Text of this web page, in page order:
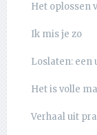
Het oplossen
Ik mis je zo
Loslaten:
Het is volle
Verhaal uit